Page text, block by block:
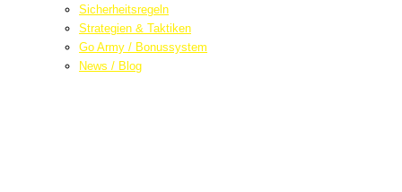
Sicherheitsregeln
Strategien & Taktiken
Go Army / Bonussystem
News / Blog